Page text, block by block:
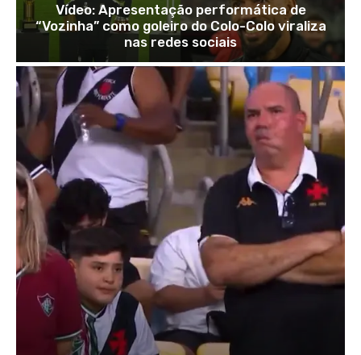
Vídeo: Apresentação performática de
“Vozinha” como goleiro do Colo-Colo viraliza
nas redes sociais